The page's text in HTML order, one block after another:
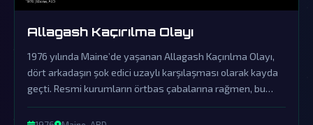
Allagash Kaçırılma Olayı
1976 yılında Maine’de yaşanan Allagash Kaçırılma Olayı,
dört arkadaşın şok edici uzaylı karşılaşması olarak kayda
geçti. Resmi kurumların örtbas çabalarına rağmen, bu
olay dünya dışı varlıkların varlığına en çarpıcı kanıtlardan
biri olarak kabul edilmektedir.